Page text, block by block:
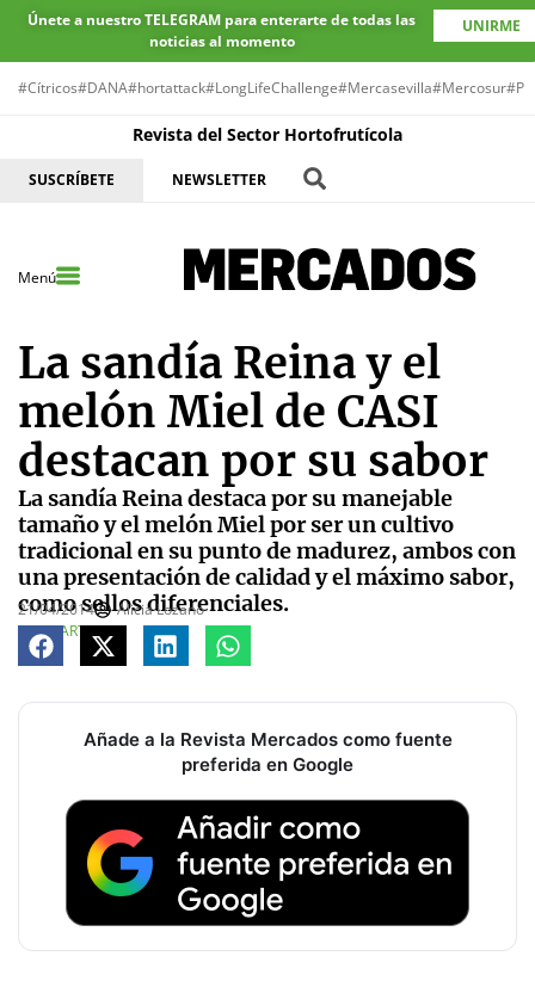
Únete a nuestro TELEGRAM para enterarte de todas las
noticias al momento
UNIRME
#Cítricos#DANA#hortattack#LongLifeChallenge#Mercasevilla#Mercosur
Revista del Sector Hortofrutícola
SUSCRÍBETE NEWSLETTER
Menú
La sandía Reina y el
melón Miel de CASI
destacan por su sabor
La sandía Reina destaca por su manejable
tamaño y el melón Miel por ser un cultivo
tradicional en su punto de madurez, ambos con
una presentación de calidad y el máximo sabor,
como sellos diferenciales.
21/04/2014
Alicia Lozano
COMPARTE
Añade a la Revista Mercados como fuente
preferida en Google